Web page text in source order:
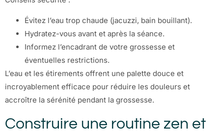
Évitez l’eau trop chaude (jacuzzi, bain bouillant).
Hydratez-vous avant et après la séance.
Informez l’encadrant de votre grossesse et
éventuelles restrictions.
L’eau et les étirements offrent une palette douce et
incroyablement efficace pour réduire les douleurs et
accroître la sérénité pendant la grossesse.
Construire une routine zen et